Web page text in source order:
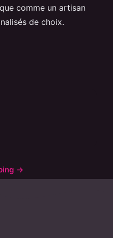
comme un artisan
de choix.
→